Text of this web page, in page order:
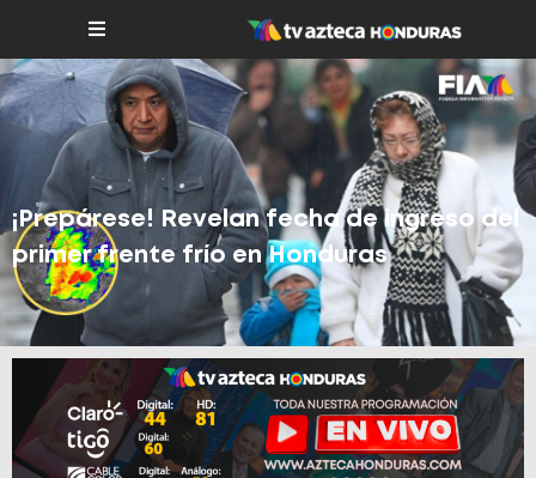
¡Prepárese! Revelan fecha de ingreso del
primer frente frío en Honduras